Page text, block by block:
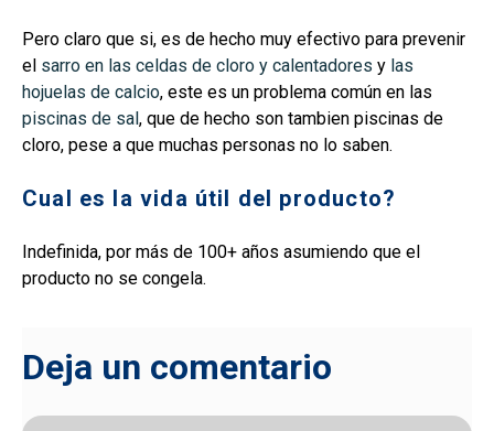
Pero claro que si, es de hecho muy efectivo para prevenir
el sarro en las celdas de cloro y calentadores y las
hojuelas de calcio, este es un problema común en las
piscinas de sal, que de hecho son tambien piscinas de
cloro, pese a que muchas personas no lo saben.
Cual es la vida útil del producto?
Indefinida, por más de 100+ años asumiendo que el
producto no se congela.
Deja un comentario